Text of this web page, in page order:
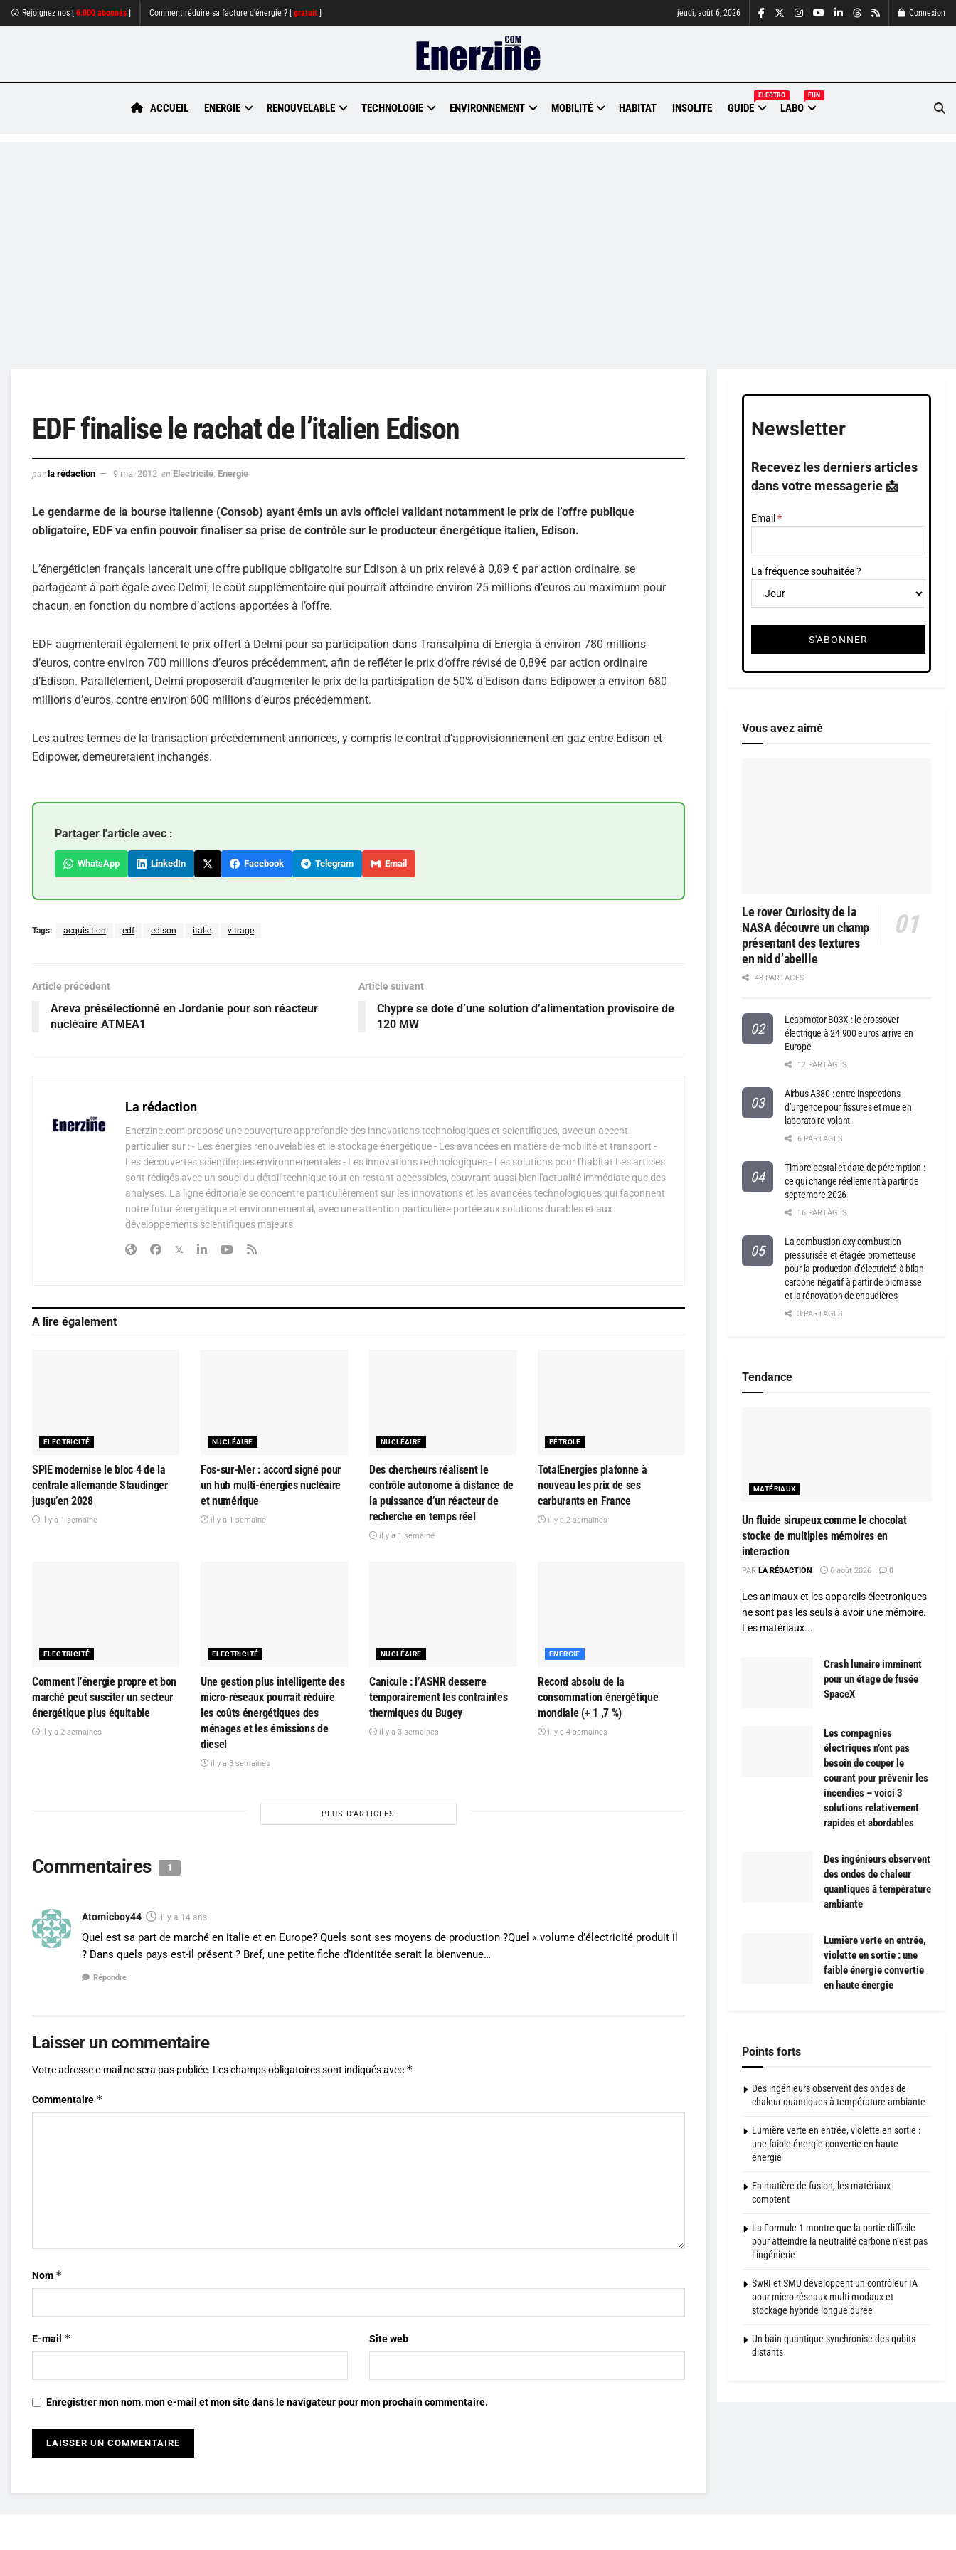
😮 Rejoignez nos [ 6.000 abonnés Comment réduire sa facture d'énergie ? [ gratuit jeudi, août 6, 2026 Connexion
ACCUEIL ENERGIE RENOUVELABLE TECHNOLOGIE ENVIRONNEMENT MOBILITÉ HABITAT INSOLITE GUIDE
ELECTRO
LABO
FUN
EDF finalise le rachat de l’italien Edison
par la rédaction 9 mai 2012 en Electricité Energie
Le gendarme de la bourse italienne (Consob) ayant émis un avis officiel validant notamment le prix de l’offre publique
obligatoire, EDF va enfin pouvoir finaliser sa prise de contrôle sur le producteur énergétique italien, Edison.
L’énergéticien français lancerait une offre publique obligatoire sur Edison à un prix relevé à 0,89 € par action ordinaire, se
partageant à part égale avec Delmi, le coût supplémentaire qui pourrait atteindre environ 25 millions d’euros au maximum pour
chacun, en fonction du nombre d’actions apportées à l’offre.
EDF augmenterait également le prix offert à Delmi pour sa participation dans Transalpina di Energia à environ 780 millions
d’euros, contre environ 700 millions d’euros précédemment, afin de refléter le prix d’offre révisé de 0,89€ par action ordinaire
d’Edison. Parallèlement, Delmi proposerait d’augmenter le prix de la participation de 50% d’Edison dans Edipower à environ 680
millions d’euros, contre environ 600 millions d’euros précédemment.
Les autres termes de la transaction précédemment annoncés, y compris le contrat d’approvisionnement en gaz entre Edison et
Edipower, demeureraient inchangés.
Partager l'article avec :
WhatsApp LinkedIn Facebook Telegram Email
Tags: acquisition edf edison italie vitrage
Article précédent
Areva présélectionné en Jordanie pour son réacteur
nucléaire ATMEA1
Article suivant
Chypre se dote d’une solution d’alimentation provisoire de
120 MW
La rédaction
Enerzine.com propose une couverture approfondie des innovations technologiques et scientifiques, avec un accent
particulier sur : - Les énergies renouvelables et le stockage énergétique - Les avancées en matière de mobilité et transport -
Les découvertes scientifiques environnementales - Les innovations technologiques - Les solutions pour l'habitat Les articles
sont rédigés avec un souci du détail technique tout en restant accessibles, couvrant aussi bien l'actualité immédiate que des
analyses. La ligne éditoriale se concentre particulièrement sur les innovations et les avancées technologiques qui façonnent
notre futur énergétique et environnemental, avec une attention particulière portée aux solutions durables et aux
développements scientifiques majeurs.
A lire également
ELECTRICITÉ
SPIE modernise le bloc 4 de la
centrale allemande Staudinger
jusqu’en 2028
il y a 1 semaine
NUCLÉAIRE
Fos-sur-Mer : accord signé pour
un hub multi-énergies nucléaire
et numérique
il y a 1 semaine
NUCLÉAIRE
Des chercheurs réalisent le
contrôle autonome à distance de
la puissance d’un réacteur de
recherche en temps réel
il y a 1 semaine
PÉTROLE
TotalEnergies plafonne à
nouveau les prix de ses
carburants en France
il y a 2 semaines
ELECTRICITÉ
Comment l’énergie propre et bon
marché peut susciter un secteur
énergétique plus équitable
il y a 2 semaines
ELECTRICITÉ
Une gestion plus intelligente des
micro-réseaux pourrait réduire
les coûts énergétiques des
ménages et les émissions de
diesel
il y a 3 semaines
NUCLÉAIRE
Canicule : l’ASNR desserre
temporairement les contraintes
thermiques du Bugey
il y a 3 semaines
ENERGIE
Record absolu de la
consommation énergétique
mondiale (+ 1 ,7 %)
il y a 4 semaines
PLUS D'ARTICLES
Commentaires 1
Atomicboy44 il y a 14 ans
Quel est sa part de marché en italie et en Europe? Quels sont ses moyens de production ?Quel « volume d’électricité produit il
? Dans quels pays est-il présent ? Bref, une petite fiche d’identitée serait la bienvenue…
Répondre
Laisser un commentaire
Votre adresse e-mail ne sera pas publiée. Les champs obligatoires sont indiqués avec *
Commentaire *
Nom *
E-mail * Site web
Enregistrer mon nom, mon e-mail et mon site dans le navigateur pour mon prochain commentaire.
Newsletter
Recevez les derniers articles
dans votre messagerie 📩
Email
La fréquence souhaitée ?
Vous avez aimé
Le rover Curiosity de la
NASA découvre un champ
présentant des textures
en nid d’abeille
48 PARTAGES
Leapmotor B03X : le crossover
électrique à 24 900 euros arrive en
Europe
12 PARTAGES
Airbus A380 : entre inspections
d’urgence pour fissures et mue en
laboratoire volant
6 PARTAGES
Timbre postal et date de péremption :
ce qui change réellement à partir de
septembre 2026
16 PARTAGES
La combustion oxy-combustion
pressurisée et étagée prometteuse
pour la production d’électricité à bilan
carbone négatif à partir de biomasse
et la rénovation de chaudières
3 PARTAGES
Tendance
MATÉRIAUX
Un fluide sirupeux comme le chocolat
stocke de multiples mémoires en
interaction
PAR LA RÉDACTION 6 août 2026 0
Les animaux et les appareils électroniques
ne sont pas les seuls à avoir une mémoire.
Les matériaux...
Crash lunaire imminent
pour un étage de fusée
SpaceX
Les compagnies
électriques n’ont pas
besoin de couper le
courant pour prévenir les
incendies – voici 3
solutions relativement
rapides et abordables
Des ingénieurs observent
des ondes de chaleur
quantiques à température
ambiante
Lumière verte en entrée,
violette en sortie : une
faible énergie convertie
en haute énergie
Points forts
Des ingénieurs observent des ondes de
chaleur quantiques à température ambiante
Lumière verte en entrée, violette en sortie :
une faible énergie convertie en haute
énergie
En matière de fusion, les matériaux
comptent
La Formule 1 montre que la partie difficile
pour atteindre la neutralité carbone n’est pas
l’ingénierie
SwRI et SMU développent un contrôleur IA
pour micro-réseaux multi-modaux et
stockage hybride longue durée
Un bain quantique synchronise des qubits
distants